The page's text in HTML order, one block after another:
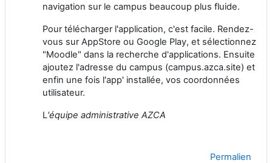
navigation sur le campus beaucoup plus fluide.
Pour télécharger l'application, c'est facile. Rendez-
vous sur AppStore ou Google Play, et sélectionnez
"Moodle" dans la recherche d'applications. Ensuite
ajoutez l'adresse du campus (campus.azca.site) et
enfin une fois l'app' installée, vos coordonnées
utilisateur.
L'équipe administrative AZCA
Permalien